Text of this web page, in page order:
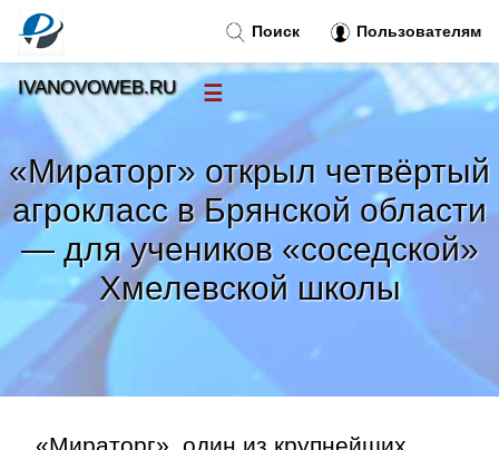
«Мираторг» открыл четвёртый
агрокласс в Брянской области
— для учеников «соседской»
Хмелевской школы
Поиск Пользователям
IVANOVOWEB.RU ☰
Тренды новостей»
Рубрики»
Правила »